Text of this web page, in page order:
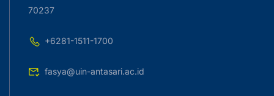
70237
+6281-1511-1700
fasya@uin-antasari.ac.id